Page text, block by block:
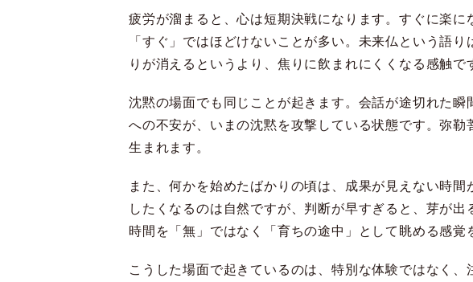
疲労が溜まると、心は短期決戦になります。すぐに楽
「すぐ」ではほどけないことが多い。未来仏という語
りが消えるというより、焦りに飲まれにくくなる感触で
沈黙の場面でも同じことが起きます。会話が途切れた
への不安が、いまの沈黙を攻撃している状態です。弥
生まれます。
また、何かを始めたばかりの頃は、成果が見えない時
したくなるのは自然ですが、判断が早すぎると、芽が
時間を「無」ではなく「育ちの途中」として眺める感覚
こうした場面で起きているのは、特別な体験ではなく